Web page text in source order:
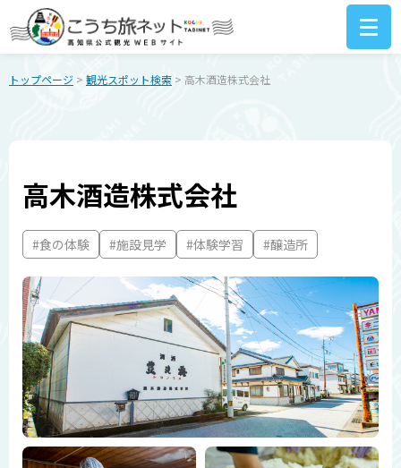
トップページ > 観光スポット検索 > 高木酒造株式会社
高木酒造株式会社
#食の体験 #施設見学 #体験学習 #醸造所